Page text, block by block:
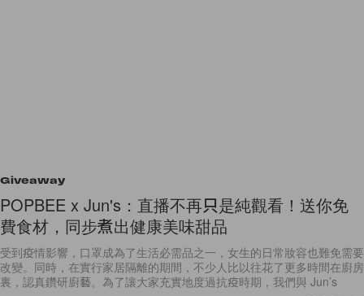
Giveaway
POPBEE x Jun's：直播不再只是純觀看！送你免
費食材，同步煮出健康美味甜品
受到疫情影響，口罩成為了生活必需品之一，女生的日常妝容也難免需要
改變。同時，在實行家居隔離的期間，不少人比以往花了更多時間在廚房
裏，認真鑽研廚藝。為了讓大家充實地度過抗疫時期，我們與 Jun’s